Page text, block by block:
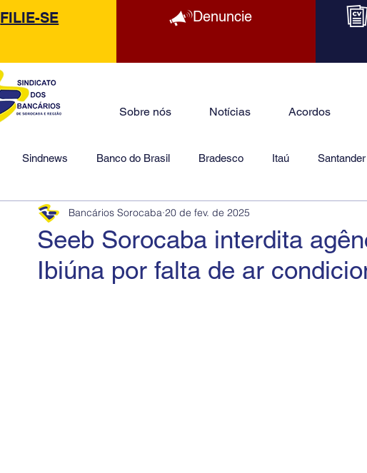
FILIE-SE Denuncie
Sobre nós Notícias Acordos
Sindnews Banco do Brasil Bradesco Itaú Santander
HSBC Financeiras Jurídico
Seeb Sorocaba interdita
Ibiúna por falta de ar
Bancários Sorocaba 20 de fev. de 2025